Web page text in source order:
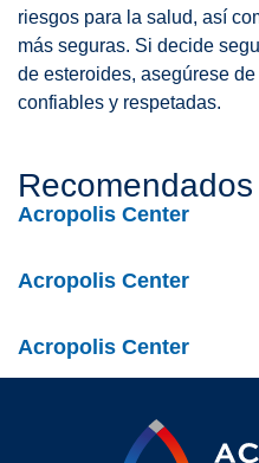
riesgos para la salud, así
más seguras. Si decide
de esteroides, asegúrese
confiables y respetadas.
Recomendados
Acropolis Center
Acropolis Center
Acropolis Center